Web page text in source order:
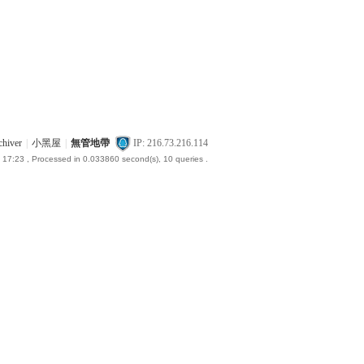
小黑屋 無管地帶 IP: 216.73.216.114
17:23 , Processed in 0.033860 second(s), 10 queries .